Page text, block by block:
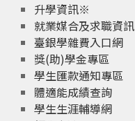
升學資訊※
就業媒合及求職資訊
臺銀學雜費入口網
獎(助)學金專區
學生匯款通知專區
體適能成績查詢
學生生涯輔導網